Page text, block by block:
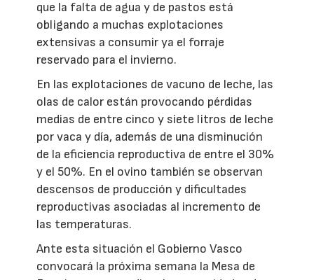
que la falta de agua y de pastos está
obligando a muchas explotaciones
extensivas a consumir ya el forraje
reservado para el invierno.
En las explotaciones de vacuno de leche, las
olas de calor están provocando pérdidas
medias de entre cinco y siete litros de leche
por vaca y día, además de una disminución
de la eficiencia reproductiva de entre el 30%
y el 50%. En el ovino también se observan
descensos de producción y dificultades
reproductivas asociadas al incremento de
las temperaturas.
Ante esta situación el Gobierno Vasco
convocará la próxima semana la Mesa de